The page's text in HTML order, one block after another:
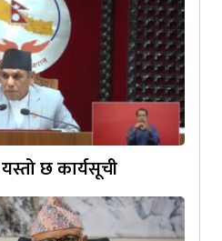
छ कार्यसूची